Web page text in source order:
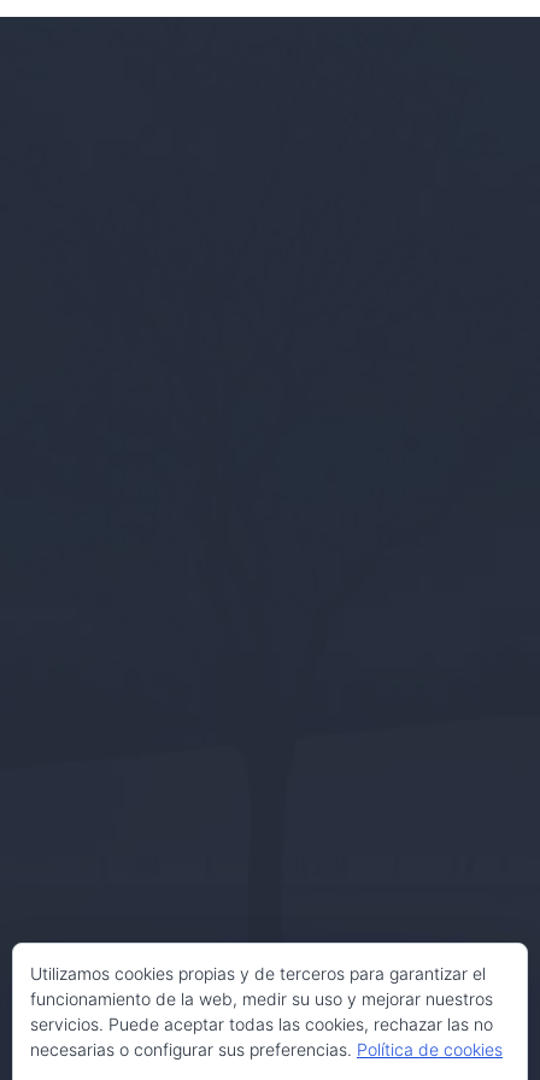
Utilizamos cookies propias y de terceros para garantizar el
funcionamiento de la web, medir su uso y mejorar nuestros
servicios. Puede aceptar todas las cookies, rechazar las no
necesarias o configurar sus preferencias. Política de cookies